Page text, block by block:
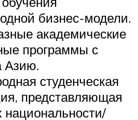
бизнес-модели.
академические
программы с
Азию.
студенческая
представляющая
национальности/